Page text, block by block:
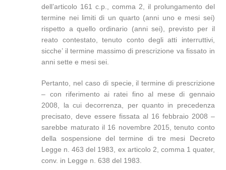
dell’articolo 161 c.p., comma 2, il prolungamento del
termine nei limiti di un quarto (anni uno e mesi sei)
rispetto a quello ordinario (anni sei), previsto per il
reato contestato, tenuto conto degli atti interruttivi,
sicche’ il termine massimo di prescrizione va fissato in
anni sette e mesi sei.
Pertanto, nel caso di specie, il termine di prescrizione
– con riferimento ai ratei fino al mese di gennaio
2008, la cui decorrenza, per quanto in precedenza
precisato, deve essere fissata al 16 febbraio 2008 –
sarebbe maturato il 16 novembre 2015, tenuto conto
della sospensione del termine di tre mesi Decreto
Legge n. 463 del 1983, ex articolo 2, comma 1 quater,
conv. in Legge n. 638 del 1983.